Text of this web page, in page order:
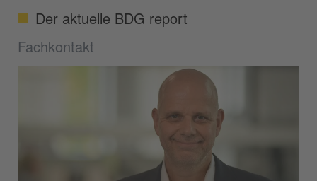
Der aktuelle BDG report
Fachkontakt